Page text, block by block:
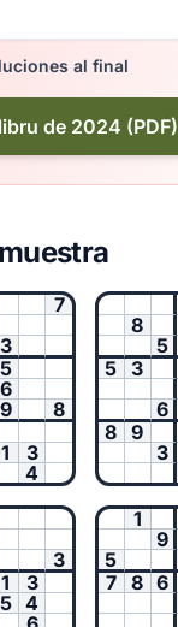
al final
de 2024 (PDF)
7
3
5
6
9
8
1
3
4
8
5
5
3
6
8
9
3
3
1
3
5 4
1
9
5
7
8 6